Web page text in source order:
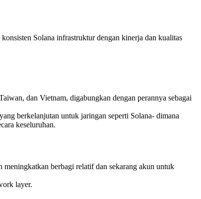
Solana infrastruktur dengan kinerja dan kualitas
dan Vietnam, digabungkan dengan perannya sebagai
berkelanjutan untuk jaringan seperti Solana- dimana
keseluruhan.
berbagi relatif dan sekarang akun untuk
layer.